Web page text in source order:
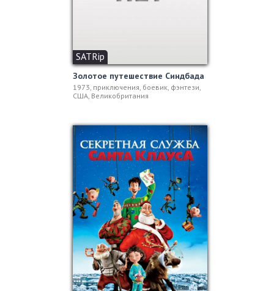
SATRip
Золотое путешествие Синдбада
1973, приключения, боевик, фэнтези,
США, Великобритания